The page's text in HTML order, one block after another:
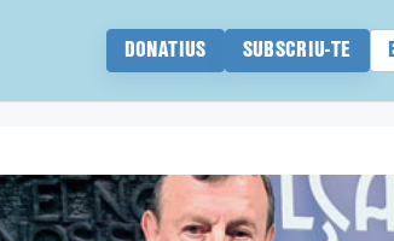
DONATIUS SUBSCRIU-TE